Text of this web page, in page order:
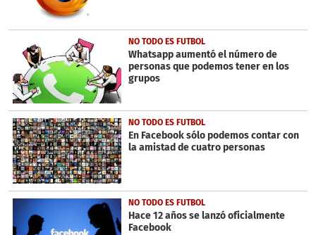
NO TODO ES FUTBOL
Whatsapp aumentó el número de
personas que podemos tener en los
grupos
NO TODO ES FUTBOL
En Facebook sólo podemos contar con
la amistad de cuatro personas
NO TODO ES FUTBOL
Hace 12 años se lanzó oficialmente
Facebook